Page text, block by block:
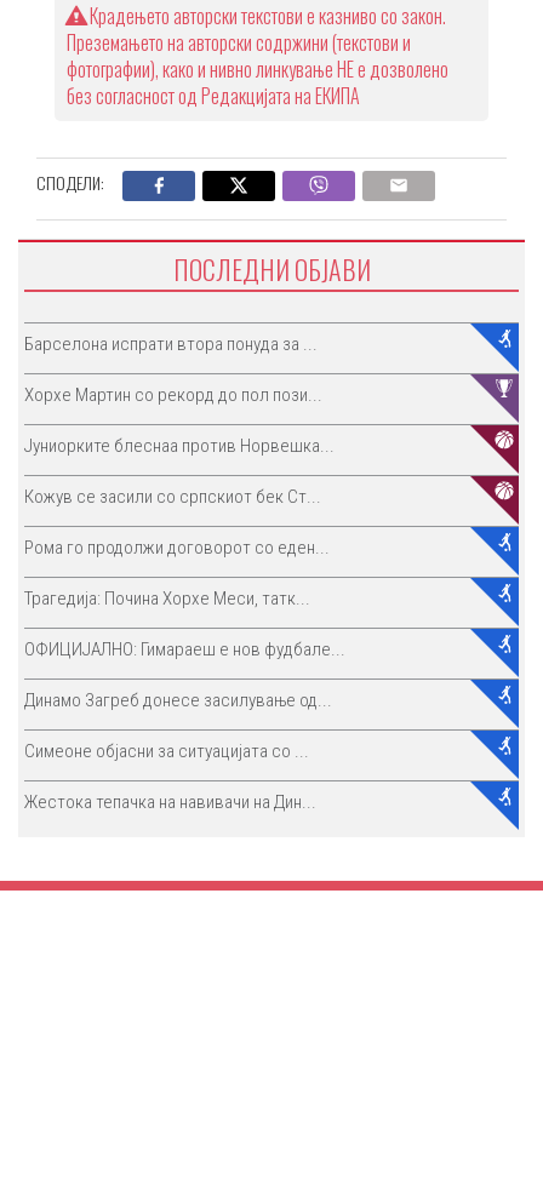
Крадењето авторски текстови е казниво со закон.
Преземањето на авторски содржини (текстови и
фотографии), како и нивно линкување НЕ е дозволено
без согласност од Редакцијата на ЕКИПА
СПОДЕЛИ:
ПОСЛЕДНИ ОБЈАВИ
Барселона испрати втора понуда за ...
Хорхе Мартин со рекорд до пол пози...
Јуниорките блеснаа против Норвешка...
Кожув се засили со српскиот бек Ст...
Рома го продолжи договорот со еден...
Трагедија: Почина Хорхе Меси, татк...
ОФИЦИЈАЛНО: Гимараеш е нов фудбале...
Динамо Загреб донесе засилување од...
Симеоне објасни за ситуацијата со ...
Жестока тепачка на навивачи на Дин...